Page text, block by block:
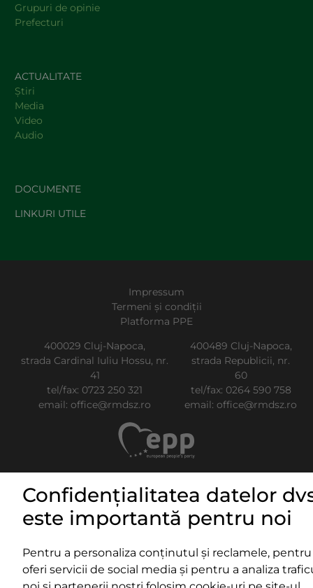
Grupuri de opinie
Prefecturi
ACTUALITATE
Știri
Media
Video
Audio
DOCUMENTE
LINKURI UTILE
Impressum
Termeni și condiții
Platforma PPE
400029 Cluj-Napoca,
strada Cardinal Iuliu Hossu, nr.
41
tel/fax: 0723 250 321
email:office@rmdsz.ro
400489 Cluj-Napoca,
strada Republicii, nr.
60
tel/fax: 0264 590 758
email:office@rmdsz.ro
© rmdsz.ro 2026
Confidențialitatea datelor
este importantă pentru noi
Pentru a personaliza conținutul și reclamele, pentru
oferi servicii de social media și pentru a analiza